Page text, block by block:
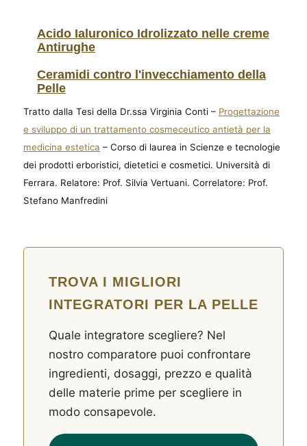
Acido Ialuronico Idrolizzato nelle creme
Antirughe
Ceramidi contro l'invecchiamento della
Pelle
Tratto dalla Tesi della Dr.ssa Virginia Conti – Progettazione
e sviluppo di un trattamento cosmeceutico antietà per la
medicina estetica – Corso di laurea in Scienze e tecnologie
dei prodotti erboristici, dietetici e cosmetici. Università di
Ferrara. Relatore: Prof. Silvia Vertuani. Correlatore: Prof.
Stefano Manfredini
TROVA I MIGLIORI
INTEGRATORI PER LA PELLE
Quale integratore scegliere? Nel
nostro comparatore puoi confrontare
ingredienti, dosaggi, prezzo e qualità
delle materie prime per scegliere in
modo consapevole.